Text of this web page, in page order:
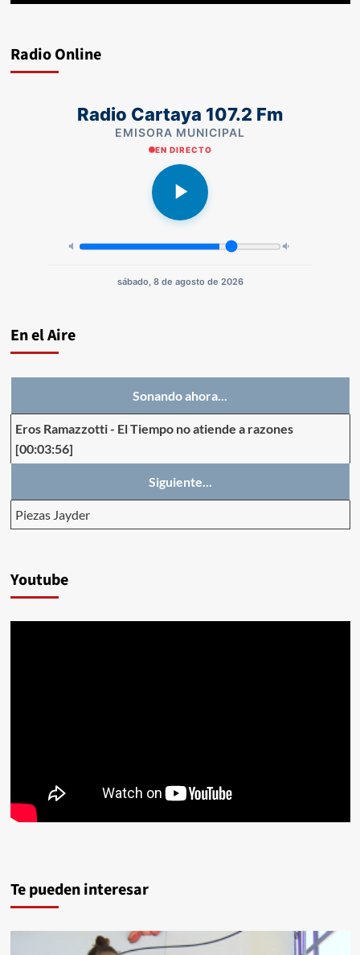
Radio Online
Radio Cartaya 107.2 Fm
EMISORA MUNICIPAL
EN DIRECTO
sábado, 8 de agosto de 2026
En el Aire
Sonando ahora...
Eros Ramazzotti- El Tiempo no atiende a razones
[00:03:56]
Siguiente...
Piezas Jayder
Youtube
Te pueden interesar